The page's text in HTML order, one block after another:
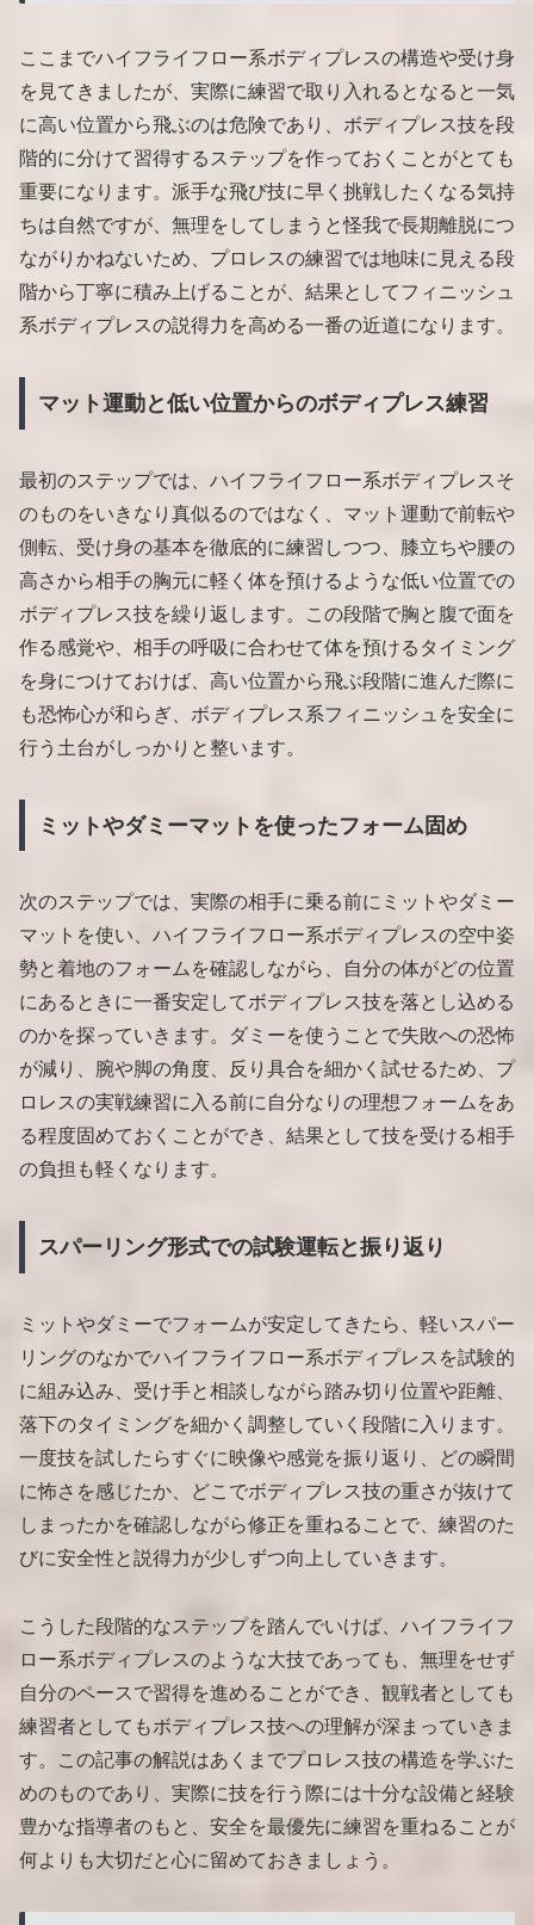
ここまでハイフライフロー系ボディプレスの構造や受け身
を見てきましたが、実際に練習で取り入れるとなると一気
に高い位置から飛ぶのは危険であり、ボディプレス技を段
階的に分けて習得するステップを作っておくことがとても
重要になります。派手な飛び技に早く挑戦したくなる気持
ちは自然ですが、無理をしてしまうと怪我で長期離脱につ
ながりかねないため、プロレスの練習では地味に見える段
階から丁寧に積み上げることが、結果としてフィニッシュ
系ボディプレスの説得力を高める一番の近道になります。
マット運動と低い位置からのボディプレス練習
最初のステップでは、ハイフライフロー系ボディプレスそ
のものをいきなり真似るのではなく、マット運動で前転や
側転、受け身の基本を徹底的に練習しつつ、膝立ちや腰の
高さから相手の胸元に軽く体を預けるような低い位置での
ボディプレス技を繰り返します。この段階で胸と腹で面を
作る感覚や、相手の呼吸に合わせて体を預けるタイミング
を身につけておけば、高い位置から飛ぶ段階に進んだ際に
も恐怖心が和らぎ、ボディプレス系フィニッシュを安全に
行う土台がしっかりと整います。
ミットやダミーマットを使ったフォーム固め
次のステップでは、実際の相手に乗る前にミットやダミー
マットを使い、ハイフライフロー系ボディプレスの空中姿
勢と着地のフォームを確認しながら、自分の体がどの位置
にあるときに一番安定してボディプレス技を落とし込める
のかを探っていきます。ダミーを使うことで失敗への恐怖
が減り、腕や脚の角度、反り具合を細かく試せるため、プ
ロレスの実戦練習に入る前に自分なりの理想フォームをあ
る程度固めておくことができ、結果として技を受ける相手
の負担も軽くなります。
スパーリング形式での試験運転と振り返り
ミットやダミーでフォームが安定してきたら、軽いスパー
リングのなかでハイフライフロー系ボディプレスを試験的
に組み込み、受け手と相談しながら踏み切り位置や距離、
落下のタイミングを細かく調整していく段階に入ります。
一度技を試したらすぐに映像や感覚を振り返り、どの瞬間
に怖さを感じたか、どこでボディプレス技の重さが抜けて
しまったかを確認しながら修正を重ねることで、練習のた
びに安全性と説得力が少しずつ向上していきます。
こうした段階的なステップを踏んでいけば、ハイフライフ
ロー系ボディプレスのような大技であっても、無理をせず
自分のペースで習得を進めることができ、観戦者としても
練習者としてもボディプレス技への理解が深まっていきま
す。この記事の解説はあくまでプロレス技の構造を学ぶた
めのものであり、実際に技を行う際には十分な設備と経験
豊かな指導者のもと、安全を最優先に練習を重ねることが
何よりも大切だと心に留めておきましょう。